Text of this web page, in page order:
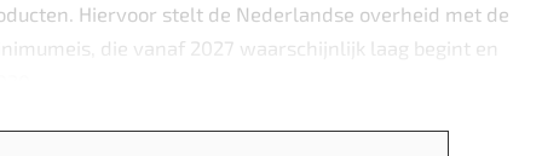
Hiervoor stelt de Nederlandse overheid met de
die vanaf 2027 waarschijnlijk laag begint en